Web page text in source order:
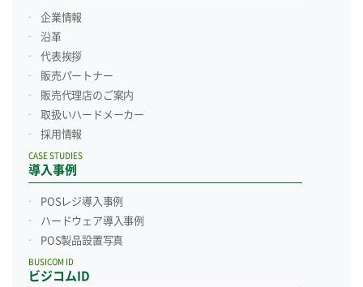
企業情報
沿革
代表挨拶
販売パートナー
販売代理店のご案内
取扱いハードメーカー
採用情報
導入事例
CASE STUDIES
POSレジ導入事例
ハードウェア導入事例
POS製品設置写真
ビジコムID
BUSICOM ID